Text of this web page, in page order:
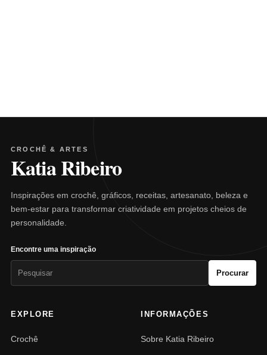
CROCHÊ & ARTES
Katia Ribeiro
Inspirações em crochê, gráficos, receitas, artesanato, beleza e
bem-estar para transformar criatividade em projetos cheios de
personalidade.
Encontre uma inspiração
Procurar
EXPLORE
Crochê
INFORMAÇÕES
Sobre Katia Ribeiro